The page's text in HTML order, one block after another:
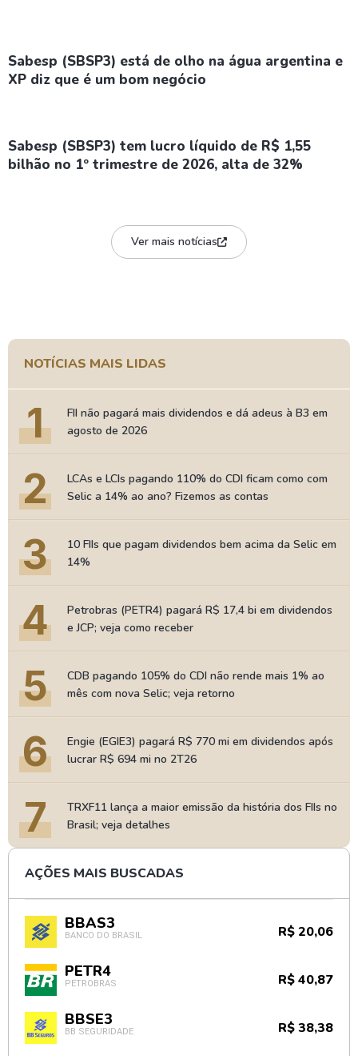
Sabesp (SBSP3) está de olho na água argentina e
XP diz que é um bom negócio
Sabesp (SBSP3) tem lucro líquido de R$ 1,55
bilhão no 1º trimestre de 2026, alta de 32%
Ver mais notícias
NOTÍCIAS MAIS LIDAS
1
FII não pagará mais dividendos e dá adeus à B3 em
agosto de 2026
2
LCAs e LCIs pagando 110% do CDI ficam como com
Selic a 14% ao ano? Fizemos as contas
3
10 FIIs que pagam dividendos bem acima da Selic em
14%
4
Petrobras (PETR4) pagará R$ 17,4 bi em dividendos
e JCP; veja como receber
5
CDB pagando 105% do CDI não rende mais 1% ao
mês com nova Selic; veja retorno
6
Engie (EGIE3) pagará R$ 770 mi em dividendos após
lucrar R$ 694 mi no 2T26
7
TRXF11 lança a maior emissão da história dos FIIs no
Brasil; veja detalhes
AÇÕES MAIS BUSCADAS
BBAS3
BANCO DO BRASIL R$ 20,06
PETR4
PETROBRAS R$ 40,87
BBSE3
BB SEGURIDADE R$ 38,38